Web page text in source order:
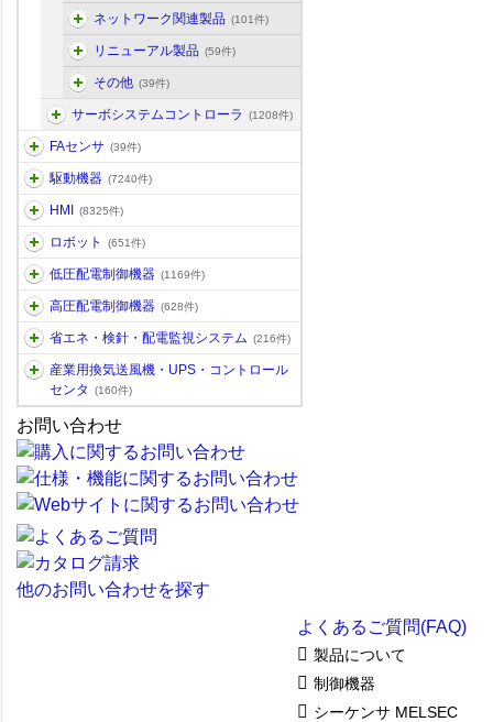
ネットワーク関連製品 (101件)
リニューアル製品 (59件)
その他 (39件)
サーボシステムコントローラ (1208件)
FAセンサ (39件)
駆動機器 (7240件)
HMI (8325件)
ロボット (651件)
低圧配電制御機器 (1169件)
高圧配電制御機器 (628件)
省エネ・検針・配電監視システム (216件)
産業用換気送風機・UPS・コントロール
センタ
(160件)
お問い合わせ
他のお問い合わせを探す
よくあるご質問(FAQ)
製品について
制御機器
シーケンサ MELSEC